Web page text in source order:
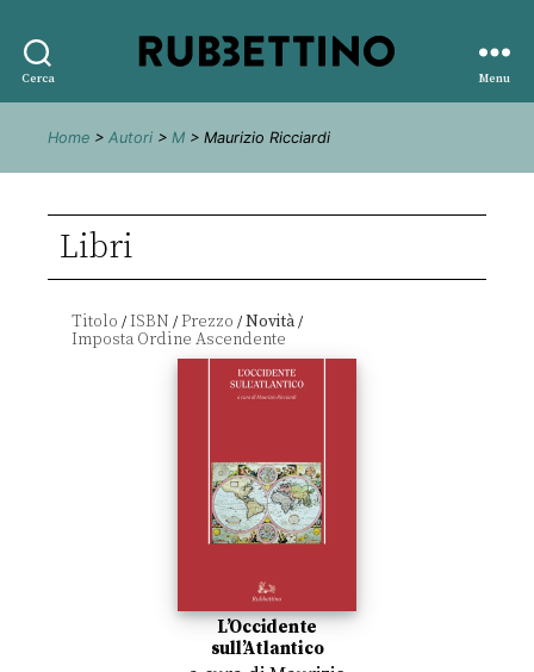
Cerca
editore
Menu
Home > Autori > M > Maurizio Ricciardi
Libri
Titolo /ISBN /Prezzo /Novità/
L’Occidente
sull’Atlantico